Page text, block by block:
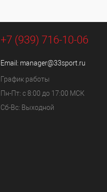
+7 (939) 716-10-06
Email: manager@33sport.ru
График работы
Пн-Пт: с 8:00 до 17:00 МСК
Сб-Вс: Выходной